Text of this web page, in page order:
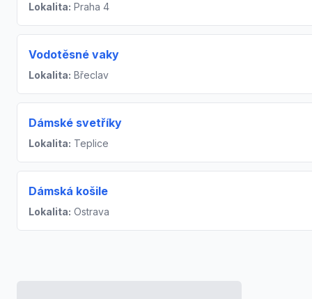
Lokalita: Praha 4
Vodotěsné vaky
Lokalita: Břeclav
Dámské svetříky
Lokalita: Teplice
Dámská košile
Lokalita: Ostrava